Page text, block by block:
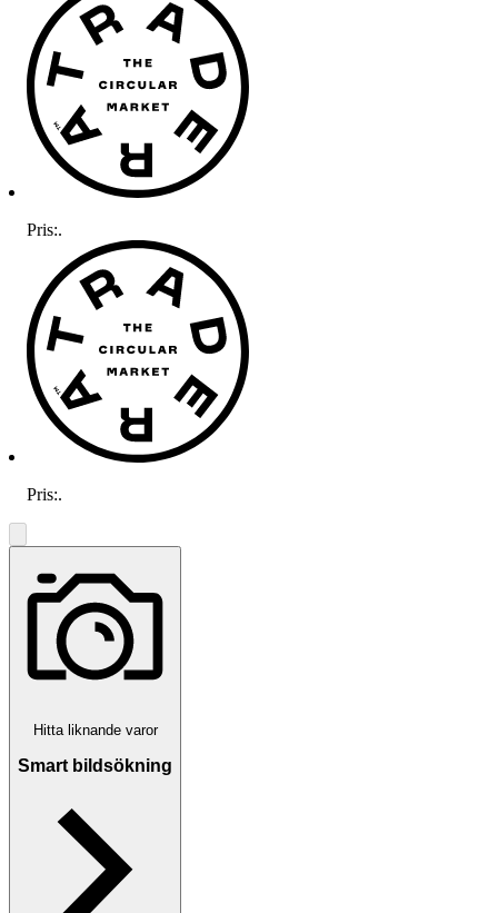
Pris:.
Pris:.
Hitta liknande varor
Smart bildsökning